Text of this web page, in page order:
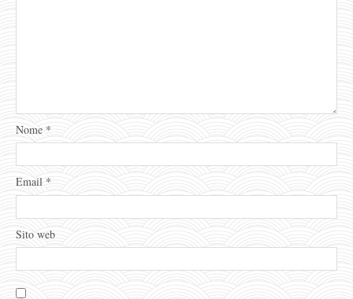
Nome *
Email *
Sito web